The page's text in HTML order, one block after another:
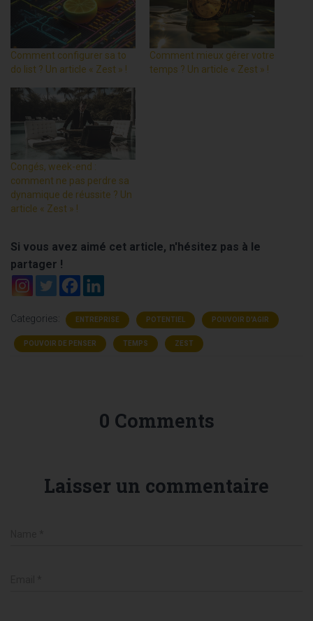
Comment configurer sa to
do list ? Un article « Zest » !
Comment mieux gérer votre
temps ? Un article « Zest » !
Congés, week-end :
comment ne pas perdre sa
dynamique de réussite ? Un
article « Zest » !
Si vous avez aimé cet article, n'hésitez pas à le
partager !
Categories: ENTREPRISE POTENTIEL POUVOIR D'AGIR
POUVOIR DE PENSER TEMPS ZEST
0 Comments
Laisser un commentaire